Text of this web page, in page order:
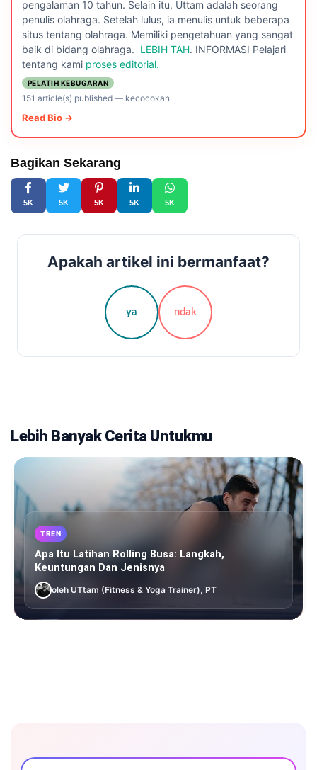
pengalaman 10 tahun. Selain itu, Uttam adalah seorang
penulis olahraga. Setelah lulus, ia menulis untuk beberapa
situs tentang olahraga. Memiliki pengetahuan yang sangat
baik di bidang olahraga. LEBIH TAH. INFORMASI Pelajari
tentang kami proses editorial.
PELATIH KEBUGARAN
151 article(s) published— kecocokan
Read Bio →
Bagikan Sekarang
5K 5K 5K 5K 5K
Apakah artikel ini bermanfaat?
ya ndak
Lebih Banyak Cerita Untukmu
TREN
Apa Itu Latihan Rolling Busa: Langkah,
Keuntungan Dan Jenisnya
oleh UTtam (Fitness & Yoga Trainer), PT